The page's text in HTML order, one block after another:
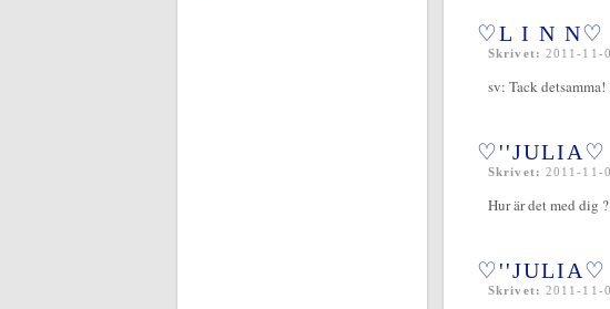
♡L I N N♡
Skrivet: 2011-11-
sv: Tack detsamma!
♡''JULIA♡
Skrivet: 2011-11-
Hur är det med dig
♡''JULIA♡
Skrivet: 2011-11-